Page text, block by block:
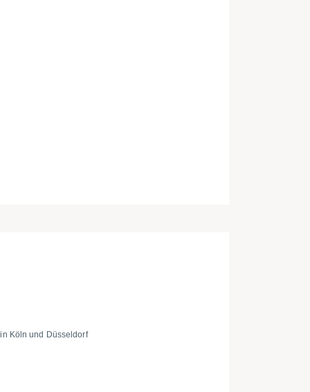
Köln und Düsseldorf